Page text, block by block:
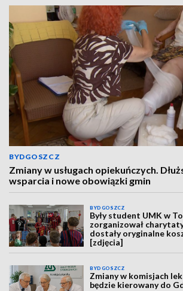
BYDGOSZCZ
Zmiany w usługach opiekuńczych.
wsparcia i nowe obowiązki gmin
BYDGOSZCZ
Były student UMK w
zorganizował
dostały oryginalne
[zdjęcia]
BYDGOSZCZ
Zmiany w komisjach
będzie kierowany do